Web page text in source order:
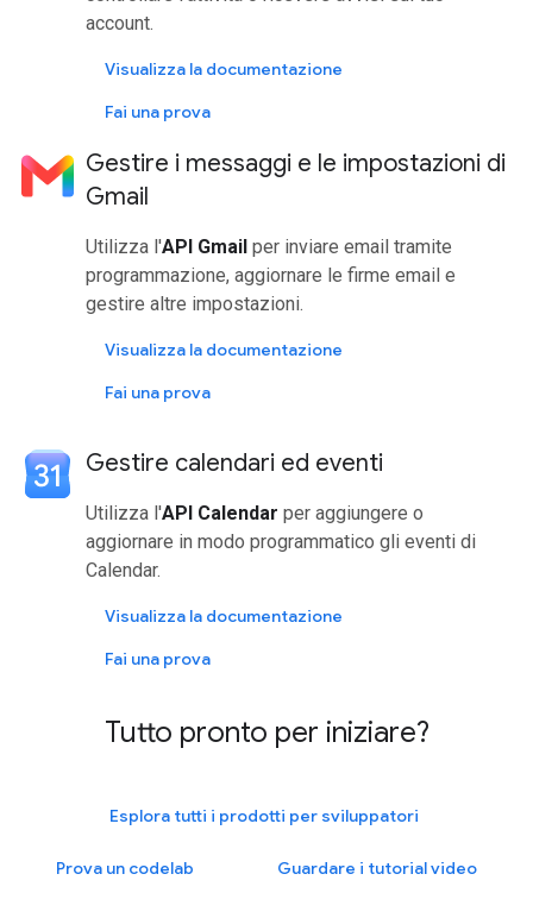
account.
Visualizza la documentazione
Fai una prova
Gestire i messaggi e le impostazioni di
Gmail
Utilizza l'API Gmail per inviare email tramite
programmazione, aggiornare le firme email e
gestire altre impostazioni.
Visualizza la documentazione
Fai una prova
Gestire calendari ed eventi
Utilizza l'API Calendar per aggiungere o
aggiornare in modo programmatico gli eventi di
Calendar.
Visualizza la documentazione
Fai una prova
Tutto pronto per iniziare?
Esplora tutti i prodotti per sviluppatori
Prova un codelab Guardare i tutorial video